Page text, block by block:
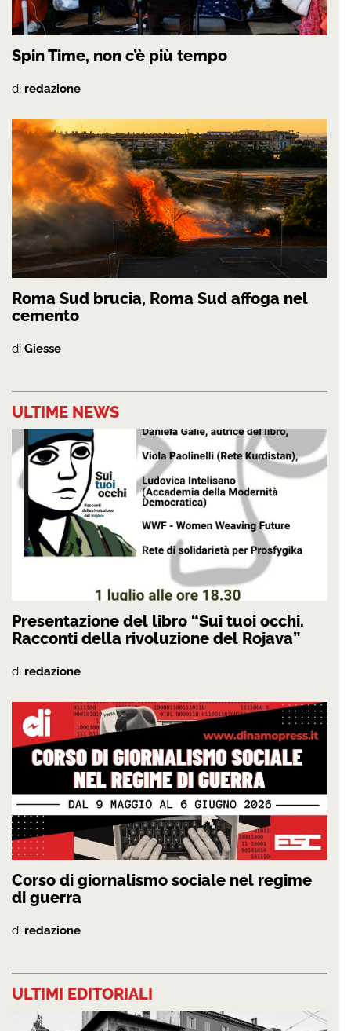
Spin Time, non c’è più tempo
di redazione
Roma Sud brucia, Roma Sud affoga nel
cemento
di Giesse
ULTIME NEWS
Presentazione del libro “Sui tuoi occhi.
Racconti della rivoluzione del Rojava”
di redazione
Corso di giornalismo sociale nel regime
di guerra
di redazione
ULTIMI EDITORIALI